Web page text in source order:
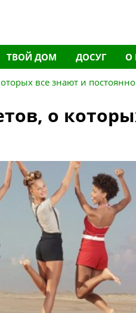
ТВОЙ ДОМ ДОСУГ О
все знают и постоянно
о